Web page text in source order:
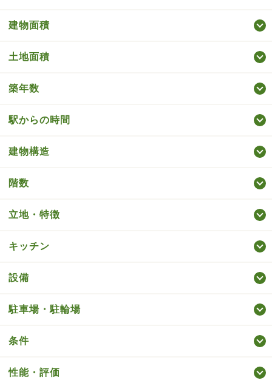
建物面積
土地面積
築年数
駅からの時間
建物構造
階数
立地・特徴
キッチン
設備
駐車場・駐輪場
条件
性能・評価